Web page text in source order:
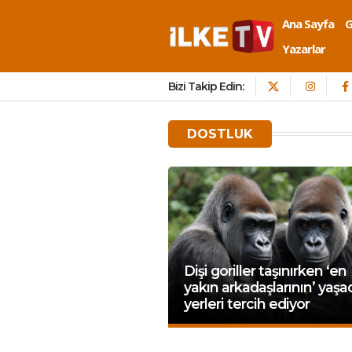
Ana Sayfa
Yazarlar
Bizi Takip Edin:
DOSTLUK
Dişi goriller taşınırken ‘en
yakın arkadaşlarının’
yerleri tercih ediyor